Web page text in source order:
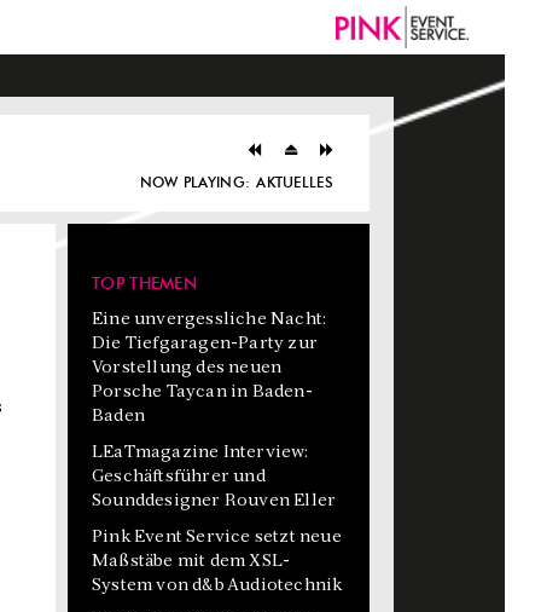
NOW PLAYING: AKTUELLES
TOP THEMEN
Eine unvergessliche Nacht:
Die Tiefgaragen-Party zur
Vorstellung des neuen
Porsche Taycan in Baden-
Baden
LEaTmagazine Interview:
Geschäftsführer und
Sounddesigner Rouven Eller
Pink Event Service setzt neue
Maßstäbe mit dem XSL-
System von d&b Audiotechnik